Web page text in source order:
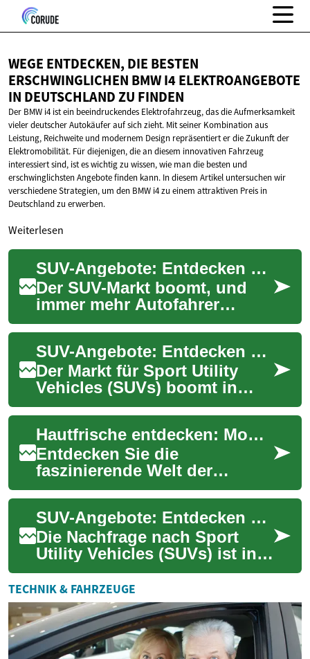
WEGE ENTDECKEN, DIE BESTEN
ERSCHWINGLICHEN BMW I4 ELEKTROANGEBOTE
IN DEUTSCHLANDZU FINDEN
Der BMW i4 ist ein beeindruckendes Elektrofahrzeug, das die Aufmerksamkeit
vieler deutscher Autokäufer auf sich zieht. Mit seiner Kombination aus
Leistung, Reichweite und modernem Design repräsentiert er die Zukunft der
Elektromobilität. Für diejenigen, die an diesem innovativen Fahrzeug
interessiert sind, ist es wichtig zu wissen, wie man die besten und
erschwinglichsten Angebote finden kann. In diesem Artikel untersuchen wir
verschiedene Strategien, um den BMW i4 zu einem attraktiven Preis in
Deutschland zu erwerben.
Weiterlesen
SUV-Angebote: Entdecken Sie die besten Deals für kompakte Stadtgeländewagen
Der SUV-Markt boomt, und
immer mehr Autofahrer
entscheiden sich für diese
vielseitigen Fahrzeuge. Ob
für den Stadtver...
SUV-Angebote: Entdecken Sie die besten Deals für Ihren neuen Geländewagen
Der Markt für Sport Utility
Vehicles (SUVs) boomt in
Deutschland. Immer mehr
Autofahrer schätzen die
Kombination aus ...
Hautfrische entdecken: Moderne Wege zur Hautverjüngung
Entdecken Sie die
faszinierende Welt der
Hautrevitalisierung! Von
innovativen
Laserbehandlungen bis zu
sanften Peelin...
SUV-Angebote: Entdecken Sie die besten Deals für Ihren Traumwagen
Die Nachfrage nach Sport
Utility Vehicles (SUVs) ist in
den letzten Jahren stark
gestiegen. Diese vielseitigen
Fahrze...
TECHNIK & FAHRZEUGE